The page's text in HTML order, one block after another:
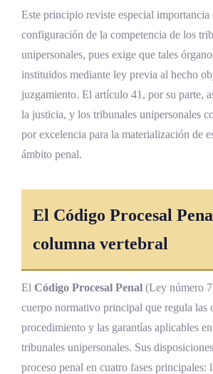
Este principio reviste especial importancia
configuración de la competencia de los
unipersonales, pues exige que tales
instituidos mediante ley previa al hecho
juzgamiento. El artículo 41, por su parte,
la justicia, y los tribunales unipersonales
por excelencia para la materialización de
ámbito penal.
El Código Procesal
columna vertebral
El Código Procesal Penal (Ley número
cuerpo normativo principal que regula las
procedimiento y las garantías aplicables
tribunales unipersonales. Sus
proceso penal en cuatro fases principales: